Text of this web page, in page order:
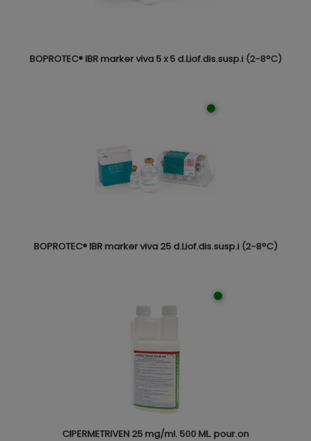
BOPROTEC® IBR marker viva 5 x 5 d.Liof.dis.susp.i (2-8°C)
BOPROTEC® IBR marker viva 25 d.Liof.dis.susp.i (2-8°C)
CIPERMETRIVEN 25 mg/ml. 500 ML. pour.on